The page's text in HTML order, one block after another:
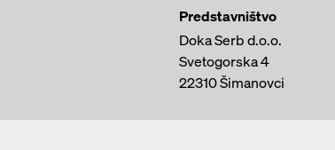
Predstavništvo
Doka Serb d.o.o.
Svetogorska 4
22310Šimanovci